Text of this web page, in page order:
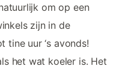
om op een
zijn in de
tine uur ‘s avonds!
het wat koeler is. Het